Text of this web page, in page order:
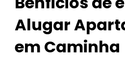
Alugar
em Caminha